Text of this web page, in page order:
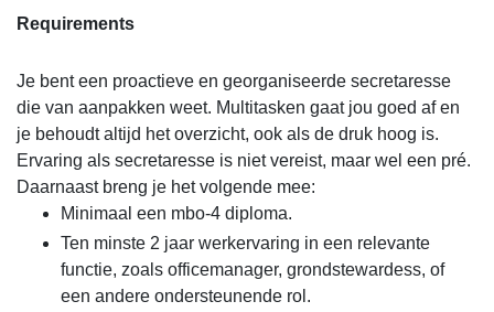
Requirements
Je bent een proactieve en georganiseerde secretaresse
die van aanpakken weet. Multitasken gaat jou goed af en
je behoudt altijd het overzicht, ook als de druk hoog is.
Ervaring als secretaresse is niet vereist, maar wel een pré.
Daarnaast breng je het volgende mee:
Minimaal een mbo-4 diploma.
Ten minste 2 jaar werkervaring in een relevante
functie, zoals officemanager, grondstewardess, of
een andere ondersteunende rol.